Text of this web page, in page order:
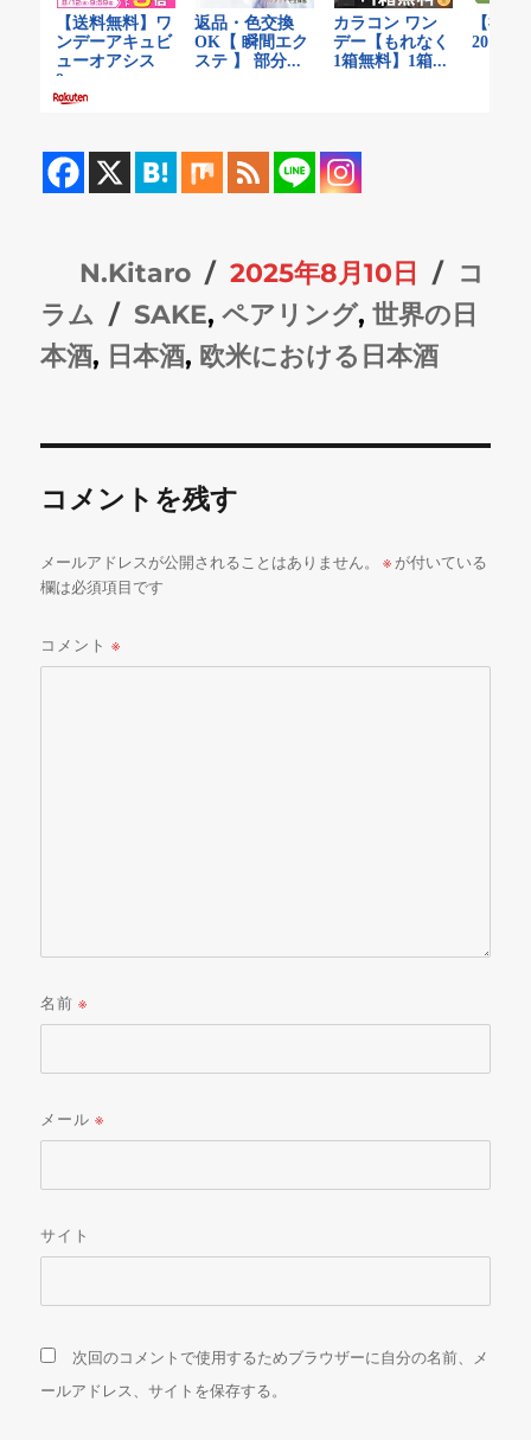
投
稿
者
N.Kitaro
投
稿
日:
2025年8月10日
カ
テ
ー
コ
ラム
タ
グ
SAKE,ペアリング,世界の日
本酒, 日本酒, 欧米における日本酒
コメントを残す
メールアドレスが公開されることはありません。 ※ が付いている
欄は必須項目です
コメント※
名前※
メール※
サイト
次回のコメントで使用するためブラウザーに自分の名前、メ
ールアドレス、サイトを保存する。